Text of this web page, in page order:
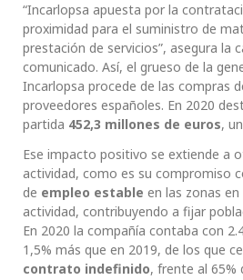
“Incarlopsa apuesta por la
proximidad para el suministro de
prestación de servicios”, asegura la
comunicado. Así, el grueso de la
Incarlopsa procede de las compras
proveedores españoles. En 2020
partida 452,3 millones de euros,
Ese impacto positivo se extiende a
actividad, como es su compromiso
de empleo estable en las zonas
actividad, contribuyendo a fijar
En 2020 la compañía contaba con
1,5% más que en 2019, de los que
contrato indefinido, frente al 65%